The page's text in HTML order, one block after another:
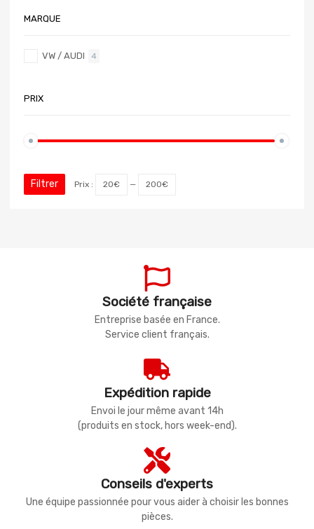
MARQUE
VW / AUDI 4
PRIX
Filtrer Prix : 20€ — 200€
Société française
Entreprise basée en France.
Service client français.
Expédition rapide
Envoi le jour même avant 14h
(produits en stock, hors week-end).
Conseils d'experts
Une équipe passionnée pour vous aider à choisir les bonnes
pièces.